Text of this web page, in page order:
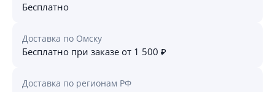
Бесплатно
Доставка по Омску
Бесплатно при заказе от 1 500 ₽
Доставка по регионам РФ